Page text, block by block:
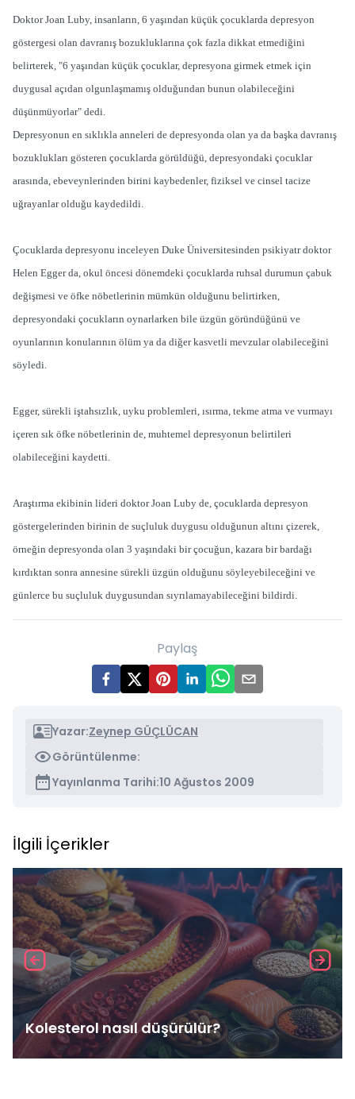
Doktor Joan Luby, insanların, 6 yaşından küçük çocuklarda depresyon
göstergesi olan davranış bozukluklarına çok fazla dikkat etmediğini
belirterek, "6 yaşından küçük çocuklar, depresyona girmek etmek için
duygusal açıdan olgunlaşmamış olduğundan bunun olabileceğini
düşünmüyorlar" dedi.
Depresyonun en sıklıkla anneleri de depresyonda olan ya da başka davranış
bozuklukları gösteren çocuklarda görüldüğü, depresyondaki çocuklar
arasında, ebeveynlerinden birini kaybedenler, fiziksel ve cinsel tacize
uğrayanlar olduğu kaydedildi.
Çocuklarda depresyonu inceleyen Duke Üniversitesinden psikiyatr doktor
Helen Egger da, okul öncesi dönemdeki çocuklarda ruhsal durumun çabuk
değişmesi ve öfke nöbetlerinin mümkün olduğunu belirtirken,
depresyondaki çocukların oynarlarken bile üzgün göründüğünü ve
oyunlarının konularının ölüm ya da diğer kasvetli mevzular olabileceğini
söyledi.
Egger, sürekli iştahsızlık, uyku problemleri, ısırma, tekme atma ve vurmayı
içeren sık öfke nöbetlerinin de, muhtemel depresyonun belirtileri
olabileceğini kaydetti.
Araştırma ekibinin lideri doktor Joan Luby de, çocuklarda depresyon
göstergelerinden birinin de suçluluk duygusu olduğunun altını çizerek,
örneğin depresyonda olan 3 yaşındaki bir çocuğun, kazara bir bardağı
kırdıktan sonra annesine sürekli üzgün olduğunu söyleyebileceğini ve
günlerce bu suçluluk duygusundan sıyrılamayabileceğini bildirdi.
Paylaş
Yazar:Zeynep GÜÇLÜCAN
Görüntülenme:
Yayınlanma Tarihi:10 Ağustos 2009
İlgili İçerikler
Kolesterol nasıl düşürülür?